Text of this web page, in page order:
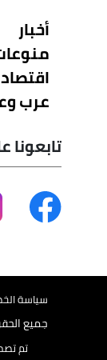
أخبار
اقتصاد
عرب
تابعونا
سياسة
جميع
تم